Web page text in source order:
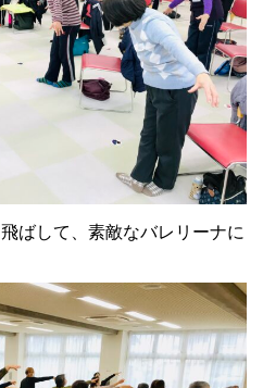
ばして、素敵なバレリーナに